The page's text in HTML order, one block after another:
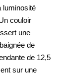
luminosité
couloir
une
de
de 12,5
sur une